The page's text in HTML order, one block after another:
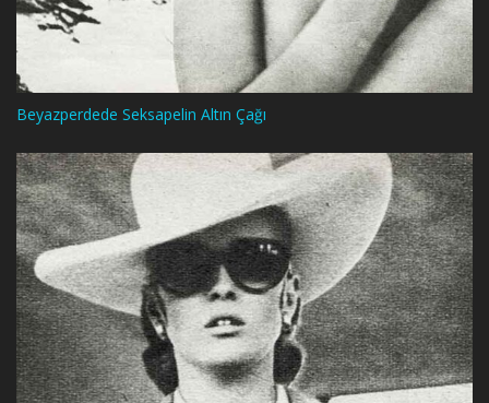
Beyazperdede Seksapelin Altın Çağı